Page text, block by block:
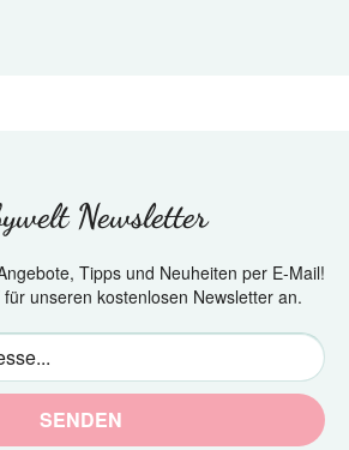
Newsletter
Tipps und Neuheiten per E-Mail!
unseren kostenlosen Newsletter an.
SENDEN